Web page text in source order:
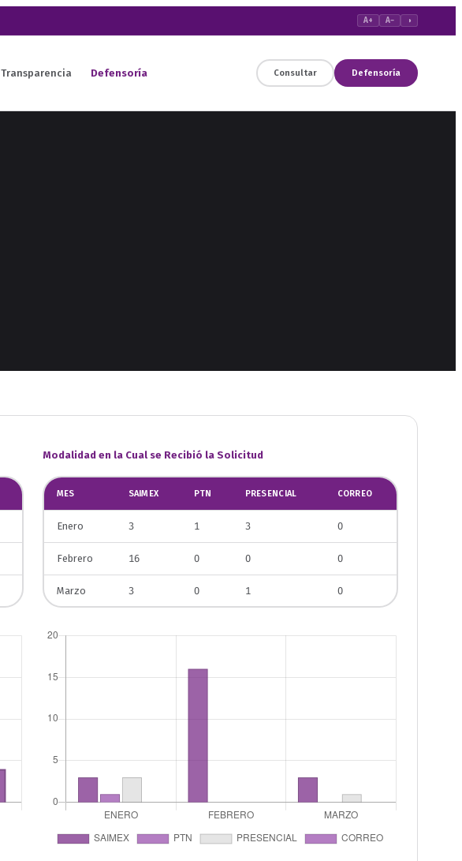
A+ A− ◑
Transparencia Defensoría Consultar Defensoría
Modalidad en la Cual se Recibió la Solicitud
MES SAIMEX PTN PRESENCIAL CORREO
Enero 3 1 3 0
Febrero 16 0 0 0
Marzo 3 0 1 0